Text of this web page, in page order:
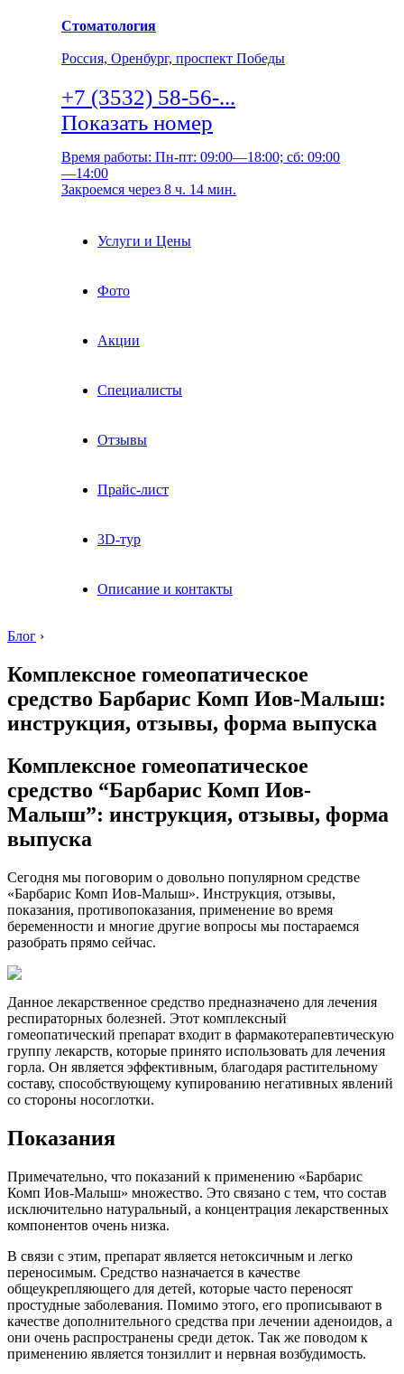
Стоматология
Россия, Оренбург, проспект Победы
+7 (3532) 58-56-...
Показать номер
Время работы: Пн-пт: 09:00—18:00; сб: 09:00
—14:00
Закроемся через 8 ч. 14 мин.
Услуги и Цены
Фото
Акции
Специалисты
Отзывы
Прайс-лист
3D-тур
Описание и контакты
Блог ›
Комплексное гомеопатическое
средство Барбарис Комп Иов-Малыш:
инструкция, отзывы, форма выпуска
Комплексное гомеопатическое
средство “Барбарис Комп Иов-
Малыш”: инструкция, отзывы, форма
выпуска
Сегодня мы поговорим о довольно популярном средстве
«Барбарис Комп Иов-Малыш». Инструкция, отзывы,
показания, противопоказания, применение во время
беременности и многие другие вопросы мы постараемся
разобрать прямо сейчас.
Данное лекарственное средство предназначено для лечения
респираторных болезней. Этот комплексный
гомеопатический препарат входит в фармакотерапевтическую
группу лекарств, которые принято использовать для лечения
горла. Он является эффективным, благодаря растительному
составу, способствующему купированию негативных явлений
со стороны носоглотки.
Показания
Примечательно, что показаний к применению «Барбарис
Комп Иов-Малыш» множество. Это связано с тем, что состав
исключительно натуральный, а концентрация лекарственных
компонентов очень низка.
В связи с этим, препарат является нетоксичным и легко
переносимым. Средство назначается в качестве
общеукрепляющего для детей, которые часто переносят
простудные заболевания. Помимо этого, его прописывают в
качестве дополнительного средства при лечении аденоидов, а
они очень распространены среди деток. Так же поводом к
применению является тонзиллит и нервная возбудимость.